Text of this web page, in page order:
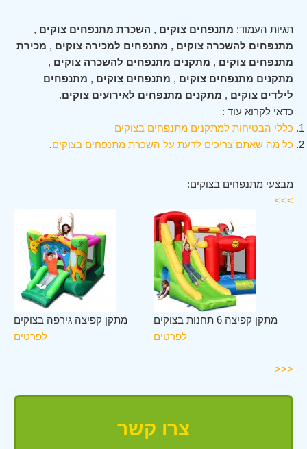
תגיות העמוד: מתנפחים צוקים , השכרת מתנפחים צוקים ,
מתנפחים להשכרה צוקים , מתנפחים למכירה צוקים , מכירת
מתנפחים צוקים , מתקנים מתנפחים להשכרה צוקים ,
מתקנים מתנפחים צוקים , מתנפחים צוקים , מתנפחים
לילדים צוקים , מתקנים מתנפחים לאירועים צוקים.
כדאי לקרוא עוד :
כללי הבטיחות למתקנים מתנפחים בצוקים
כל מה שאתם צריכים לדעת על השכרת מתנפחים בצוקים.
מבצעי מתנפחים בצוקים:
>>>
מתקן קפיצה גירפה בצוקים
לפרטים
מתקן קפיצה 6 תחנות בצוקים
לפרטים
<<<
צרו קשר